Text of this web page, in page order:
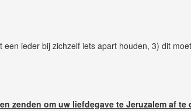
ieder bij zichzelf iets apart houden, 3) dit
zenden om uw liefdegave te Jeruzalem af te